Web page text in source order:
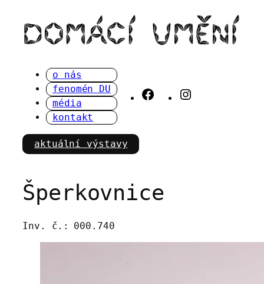
obsah
o nás
fenomén DU
média
kontakt
Facebook
aktuální výstavy
Šperkovnice
Inv. č.: 000.740